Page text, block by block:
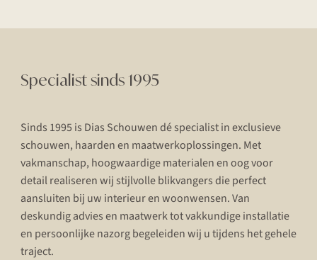
Specialist sinds 1995
Sinds 1995 is Dias Schouwen dé specialist in exclusieve
schouwen, haarden en maatwerkoplossingen. Met
vakmanschap, hoogwaardige materialen en oog voor
detail realiseren wij stijlvolle blikvangers die perfect
aansluiten bij uw interieur en woonwensen. Van
deskundig advies en maatwerk tot vakkundige installatie
en persoonlijke nazorg begeleiden wij u tijdens het gehele
traject.